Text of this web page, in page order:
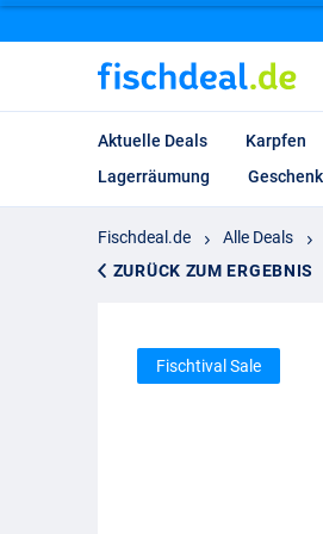
Aktuelle Deals Karpfen
Lagerräumung
Fischdeal.de Alle Deals
ZURÜCK ZUM ERGEBNIS
Fischtival Sale